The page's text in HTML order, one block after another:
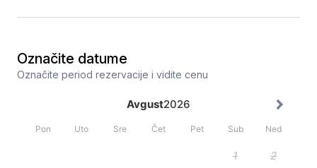
Označite datume
Označite period rezervacije i vidite cenu